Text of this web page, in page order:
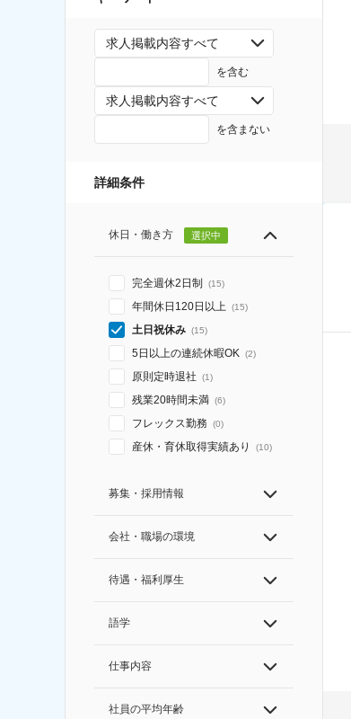
求人掲載内容すべて
を含む
求人掲載内容すべて
を含まない
詳細条件
休日・働き方 選択中
完全週休2日制 (15)
年間休日120日以上 (15)
土日祝休み (15)
5日以上の連続休暇OK (2)
原則定時退社 (1)
残業20時間未満 (6)
フレックス勤務 (0)
産休・育休取得実績あり (10)
募集・採用情報
会社・職場の環境
待遇・福利厚生
語学
仕事内容
社員の平均年齢